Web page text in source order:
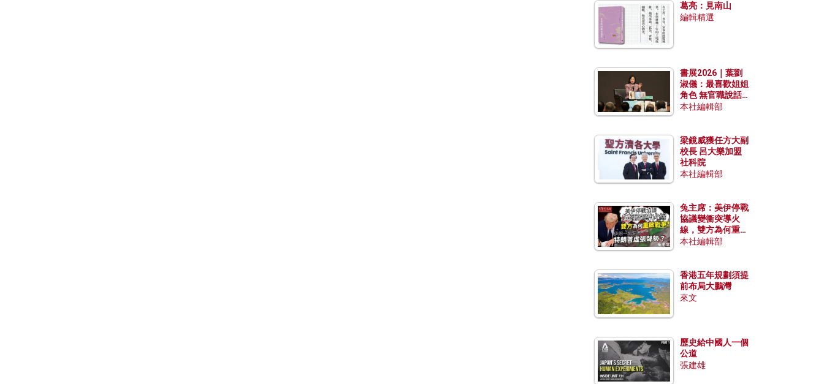
葛亮：見南山
編輯精選
書展2026｜葉劉
淑儀：最喜歡姐姐
角色 無官職說話
包袱少
本社編輯部
梁鏡威獲任方大副
校長 呂大樂加盟
社科院
本社編輯部
兔主席：美伊停戰
協議變衝突導火
線，雙方為何重啟
戰爭？伊朗一早洞
本社編輯部
香港五年規劃須提
前布局大鵬灣
來文
歷史給中國人一個
公道
張建雄